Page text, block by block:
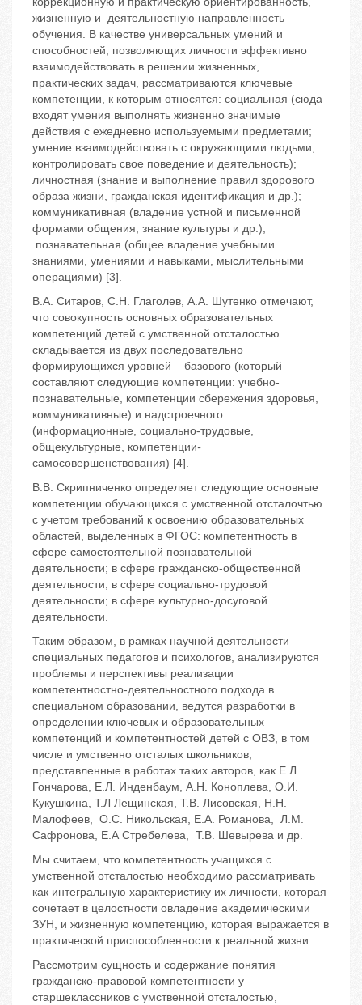
жизненную и деятельностную направленность
обучения. В качестве универсальных умений и
способностей, позволяющих личности эффективно
взаимодействовать в решении жизненных,
практических задач, рассматриваются ключевые
компетенции, к которым относятся: социальная (сюда
входят умения выполнять жизненно значимые
действия с ежедневно используемыми предметами;
умение взаимодействовать с окружающими людьми;
контролировать свое поведение и деятельность);
личностная (знание и выполнение правил здорового
образа жизни, гражданская идентификация и др.);
коммуникативная (владение устной и письменной
формами общения, знание культуры и др.);
познавательная (общее владение учебными
знаниями, умениями и навыками, мыслительными
операциями) [3].
В.А. Ситаров, С.Н. Глаголев, А.А. Шутенко отмечают,
что совокупность основных образовательных
компетенций детей с умственной отсталостью
складывается из двух последовательно
формирующихся уровней – базового (который
составляют следующие компетенции: учебно-
познавательные, компетенции сбережения здоровья,
коммуникативные) и надстроечного
(информационные, социально-трудовые,
общекультурные, компетенции-
самосовершенствования) [4].
В.В. Скрипниченко определяет следующие основные
компетенции обучающихся с умственной отсталочтью
с учетом требований к освоению образовательных
областей, выделенных в ФГОС: компетентность в
сфере самостоятельной познавательной
деятельности; в сфере гражданско-общественной
деятельности; в сфере социально-трудовой
деятельности; в сфере культурно-досуговой
деятельности.
Таким образом, в рамках научной деятельности
специальных педагогов и психологов, анализируются
проблемы и перспективы реализации
компетентностно-деятельностного подхода в
специальном образовании, ведутся разработки в
определении ключевых и образовательных
компетенций и компетентностей детей с ОВЗ, в том
числе и умственно отсталых школьников,
представленные в работах таких авторов, как Е.Л.
Гончарова, Е.Л. Инденбаум, А.Н. Коноплева, О.И.
Кукушкина, Т.Л Лещинская, Т.В. Лисовская, Н.Н.
Малофеев, О.С. Никольская, Е.А. Романова, Л.М.
Сафронова, Е.А Стребелева, Т.В. Шевырева и др.
Мы считаем, что компетентность учащихся с
умственной отсталостью необходимо рассматривать
как интегральную характеристику их личности, которая
сочетает в целостности овладение академическими
ЗУН, и жизненную компетенцию, которая выражается в
практической приспособленности к реальной жизни.
Рассмотрим сущность и содержание понятия
гражданско-правовой компетентности у
старшеклассников с умственной отсталостью,